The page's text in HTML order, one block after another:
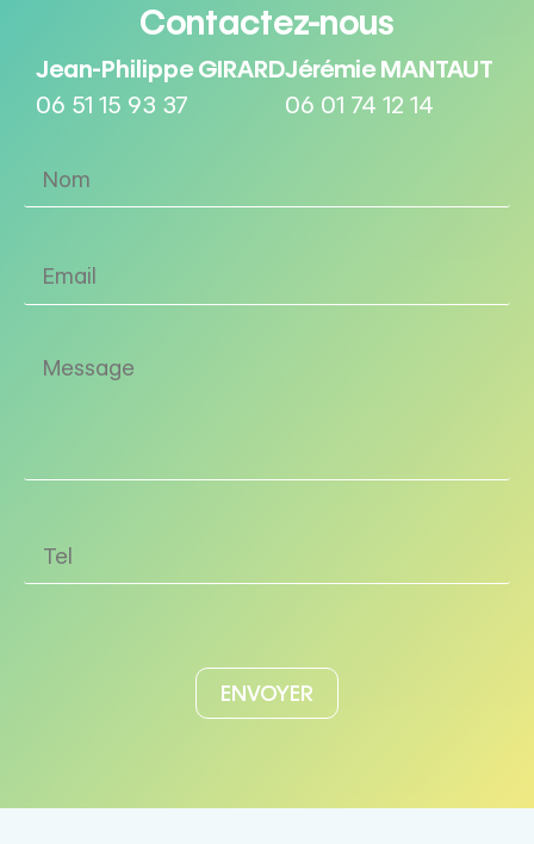
Contactez-nous
Jean-Philippe GIRARD
06 51 15 93 37
Jérémie MANTAUT
06 01 74 12 14